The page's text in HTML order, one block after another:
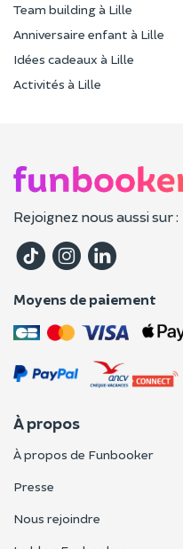
Team building à Lille
Anniversaire enfant à Lille
Idées cadeaux à Lille
Activités à Lille
Rejoignez nous aussi sur :
Moyens de paiement
À propos
À propos de Funbooker
Presse
Nous rejoindre